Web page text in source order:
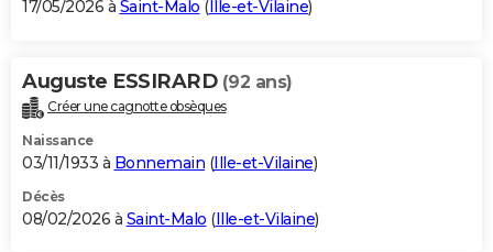
S'inscrire
Se connecter
Lycées
Collèges
Primaires
Universités
Entreprises
Service militaire
Avis de recherche
AVIS DE DÉCÈS
Bricolage
Lifestyle
Culture
Sport
Auto
Television
Voyage
Cinema
17/05/2026 à Saint-Malo (Ille-et-Vilaine)
Auguste ESSIRARD (92 ans)
Créer une cagnotte obsèques
Naissance
03/11/1933 à Bonnemain (Ille-et-Vilaine)
Décès
08/02/2026 à Saint-Malo (Ille-et-Vilaine)